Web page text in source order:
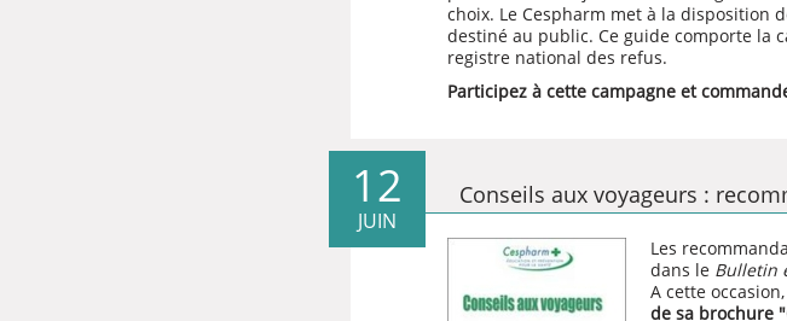
choix. Le Cespharm met à la disposition
destiné au public. Ce guide comporte la
registre national des refus.
Participez à cette campagne et
Conseils aux voyageurs :
12
JUIN
Les
dans le Bulletin
A cette occasion,
de sa brochure